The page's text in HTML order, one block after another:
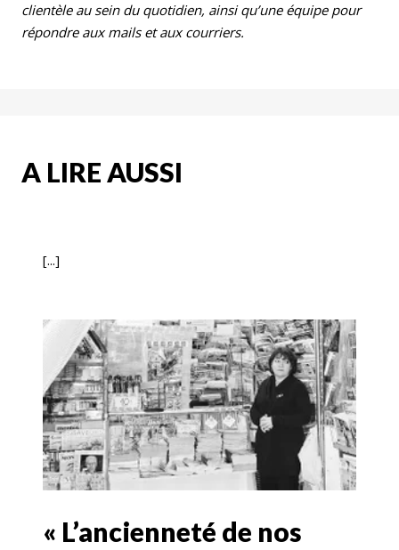
clientèle au sein du quotidien, ainsi qu’une équipe pour
répondre aux mails et aux courriers.
A LIRE AUSSI
[...]
« L’ancienneté de nos